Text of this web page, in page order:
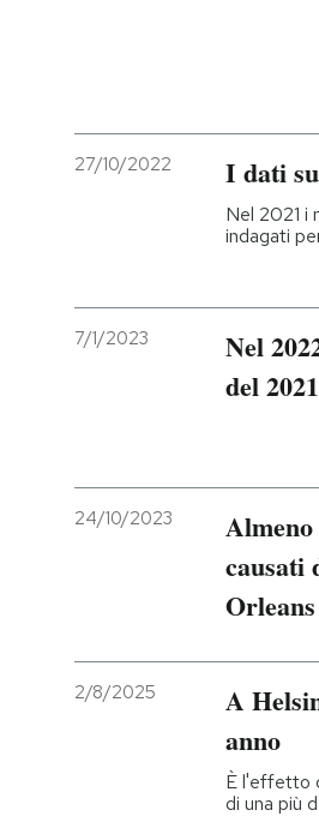
27/10/2022 I dati
Nel 2021 i
indagati
7/1/2023
Nel
del
24/10/2023
causati
Orleans
2/8/2025
A
anno
È l'effetto
di una più